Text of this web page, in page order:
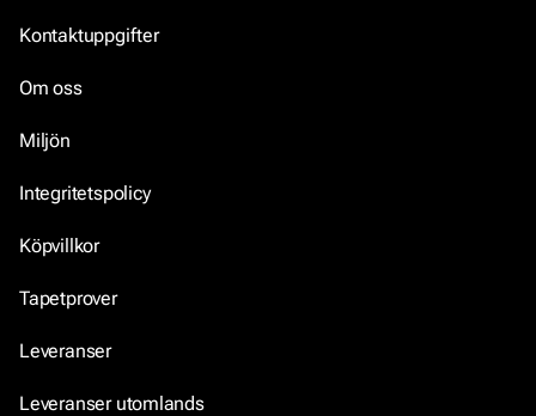
Kontaktuppgifter
Om oss
Miljön
Integritetspolicy
Köpvillkor
Tapetprover
Leveranser
Leveranser utomlands